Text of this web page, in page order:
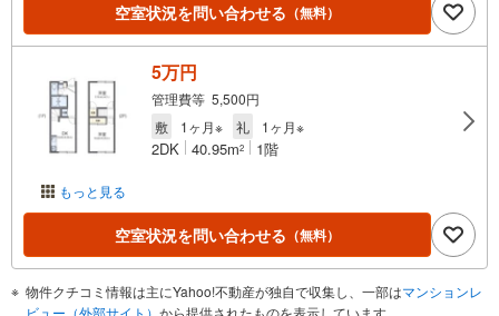
空室状況を問い合わせる （無料）
もっと見る
5万円
管理費等 5,500円
敷
1ヶ月※ 礼 1ヶ月※
2DK 40.95m2 1階
空室状況を問い合わせる （無料）
物件クチコミ情報は主にYahoo!不動産が独自で収集し、一部はマンションレ
ビュー（外部サイト） から提供されたものを表示しています。